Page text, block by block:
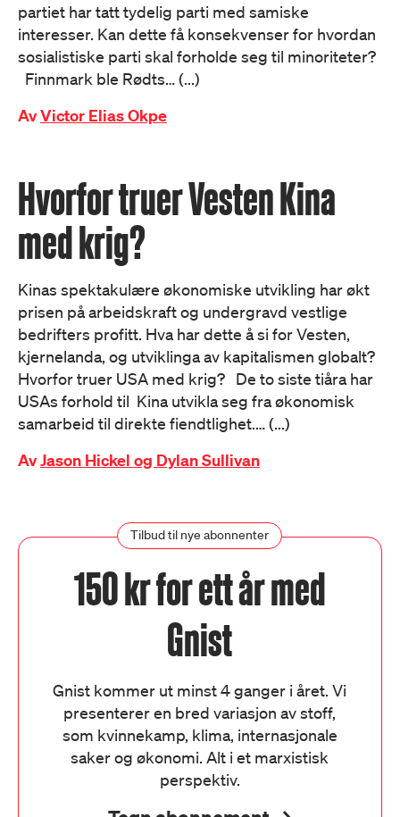
partiet har tatt tydelig parti med samiske
interesser. Kan dette få konsekvenser for hvordan
sosialistiske parti skal forholde seg til minoriteter?
Finnmark ble Rødts… (...)
AvVictor Elias Okpe
Hvorfor truer Vesten Kina
med krig?
Kinas spektakulære økonomiske utvikling har økt
prisen på arbeidskraft og undergravd vestlige
bedrifters profitt. Hva har dette å si for Vesten,
kjernelanda, og utviklinga av kapitalismen globalt?
Hvorfor truer USA med krig? De to siste tiåra har
USAs forhold til Kina utvikla seg fra økonomisk
samarbeid til direkte fiendtlighet.… (...)
AvJason Hickel og Dylan Sullivan
Tilbud til nye abonnenter
150 kr for ett år med
Gnist
Gnist kommer ut minst 4 ganger i året. Vi
presenterer en bred variasjon av stoff,
som kvinnekamp, klima, internasjonale
saker og økonomi. Alt i et marxistisk
perspektiv.